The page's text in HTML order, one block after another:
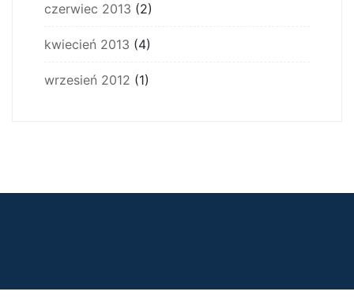
czerwiec 2013 (2)
kwiecień 2013 (4)
wrzesień 2012 (1)